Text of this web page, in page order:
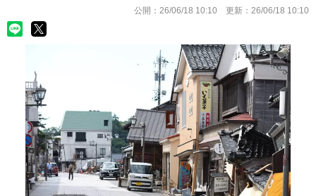
公開： 26/06/18 10:10 更新： 26/06/18 10:10